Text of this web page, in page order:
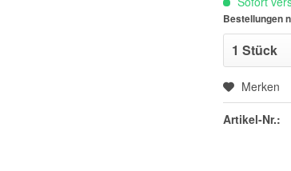
Bestellungen
Merken
Artikel-Nr.: